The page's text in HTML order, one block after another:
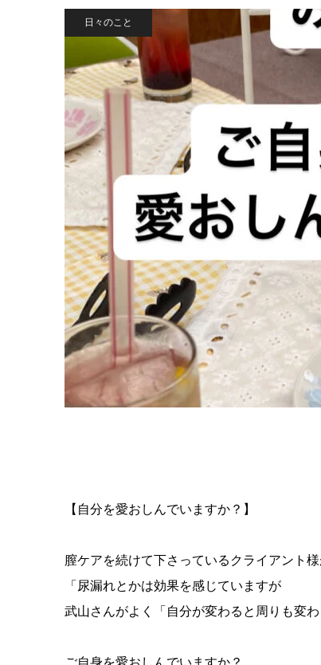
日々のこと
【自分を愛おしんでいますか？】
膣ケアを続けて下さっているクライアント
「尿漏れとかは効果を感じていますが
武山さんがよく「自分が変わると周りも変
ご自身を愛おしんでいますか？